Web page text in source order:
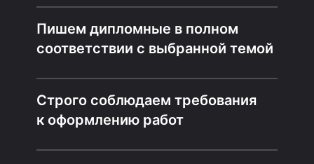
Пишем дипломные в полном
соответствии с выбранной темой
Строго соблюдаем требования
к оформлению работ